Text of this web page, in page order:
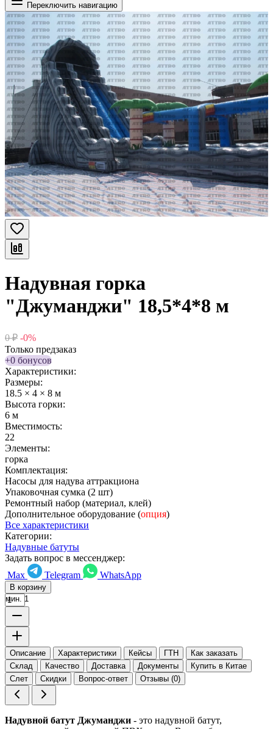
Переключить навигацию
Надувная горка
"Джуманджи" 18,5*4*8 м
0 ₽ -0%
Только предзаказ
+0 бонусов
Характеристики:
Размеры:
18.5 × 4 × 8 м
Высота горки:
6 м
Вместимость:
22
Элементы:
горка
Комплектация:
Насосы для надува аттракциона
Упаковочная сумка (2 шт)
Ремонтный набор (материал, клей)
Дополнительное оборудование (опция)
Все характеристики
Категории:
Надувные батуты
Задать вопрос в мессенджер:
Max
Telegram WhatsApp
В корзину
мин. 1
Описание Характеристики Кейсы ГТН
Как заказать
Склад
Качество Доставка Документы
Купить в Китае
Слет
Скидки Вопрос-ответ Отзывы (0)
Надувной батут Джуманджи - это надувной батут,